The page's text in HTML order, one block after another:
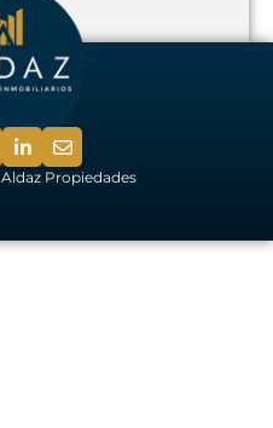
Propiedades